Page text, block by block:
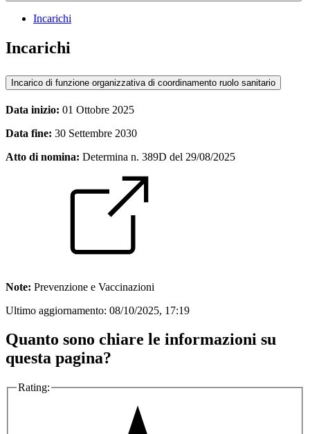
Incarichi
Incarichi
Incarico di funzione organizzativa di coordinamento ruolo sanitario
Data inizio: 01 Ottobre 2025
Data fine: 30 Settembre 2030
Atto di nomina: Determina n. 389D del 29/08/2025
Note: Prevenzione e Vaccinazioni
Ultimo aggiornamento: 08/10/2025, 17:19
Quanto sono chiare le informazioni su
questa pagina?
Rating: